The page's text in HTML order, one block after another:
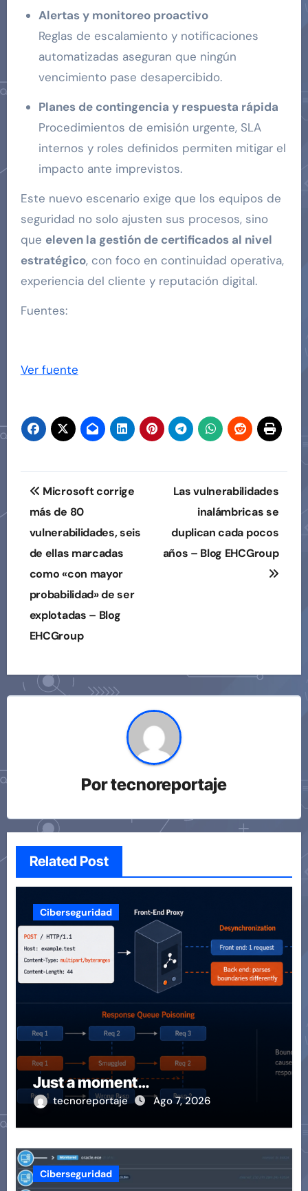
Alertas y monitoreo proactivo
Reglas de escalamiento y notificaciones
automatizadas aseguran que ningún
vencimiento pase desapercibido.
Planes de contingencia y respuesta rápida
Procedimientos de emisión urgente, SLA
internos y roles definidos permiten mitigar el
impacto ante imprevistos.
Este nuevo escenario exige que los equipos de
seguridad no solo ajusten sus procesos, sino
que eleven la gestión de certificados al nivel
estratégico, con foco en continuidad operativa,
experiencia del cliente y reputación digital.
Fuentes:
Ver fuente
Navegación
de
entradas
Microsoft corrige
más de 80
vulnerabilidades, seis
de ellas marcadas
como «con mayor
probabilidad» de ser
explotadas – Blog
EHCGroup
Las vulnerabilidades
inalámbricas se
duplican cada pocos
años – Blog EHCGroup
Portecnoreportaje
Related Post
Ciberseguridad
Just a moment…
tecnoreportaje Ago 7, 2026
Ciberseguridad